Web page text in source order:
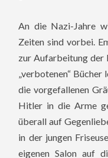
An die Nazi-Jahre
Zeiten sind vorbei.
zur Aufarbeitung der
„verbotenen“ Bücher
die vorgefallenen
Hitler in die Arme
überall auf
in der jungen
eigenen Salon auf